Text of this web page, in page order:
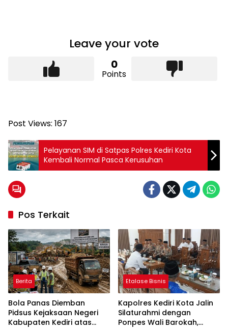
Leave your vote
0
Points
Post Views: 167
Pelayanan SIM di Satpas Polres Kediri Kota
Kembali Normal Pasca Kerusuhan
Pos Terkait
Berita
Bola Panas Diemban
Pidsus Kejaksaan Negeri
Kabupaten Kediri atas
Etalase Bisnis
Kapolres Kediri Kota Jalin
Silaturahmi dengan
Ponpes Wali Barokah,